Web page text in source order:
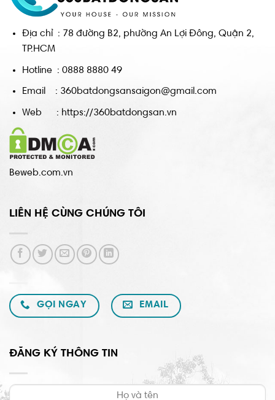
Địa chỉ : 78 đường B2, phường An Lợi Đông, Quận 2,
TP.HCM
Hotline : 0888 8880 49
Email : 360batdongsansaigon@gmail.com
Web : https://360batdongsan.vn
Beweb.com.vn
LIÊN HỆ CÙNG CHÚNG TÔI
GỌI NGAY EMAIL
ĐĂNG KÝ THÔNG TIN